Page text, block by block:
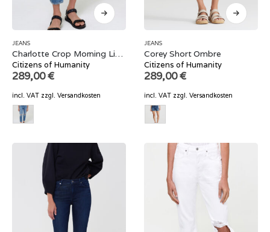
JEANS
Charlotte Crop Morning Light
Citizens of Humanity
289,00€
incl. VAT zzgl. Versandkosten
JEANS
Corey Short Ombre
Citizens of Humanity
289,00€
incl. VAT zzgl. Versandkosten